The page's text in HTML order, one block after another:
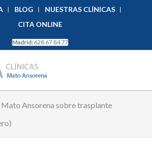
BLOG
NUESTRAS CLÍNICAS
CITA ONLINE
Madrid: 628 67 84 77
Mato Ansorena sobre trasplante